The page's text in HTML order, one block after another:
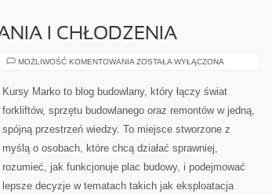
I CHŁODZENIA
MOŻLIWOŚĆ KOMENTOWANIA SYSTEMY
CHŁODZENIA
ZOSTAŁA WYŁĄCZONA
Kursy Marko to blog budowlany, który łączy świat
forkliftów, sprzętu budowlanego oraz remontów w jedną,
spójną przestrzeń wiedzy. To miejsce stworzone z
myślą o osobach, które chcą działać sprawniej,
rozumieć, jak funkcjonuje plac budowy, i podejmować
lepsze decyzje w tematach takich jak eksploatacja